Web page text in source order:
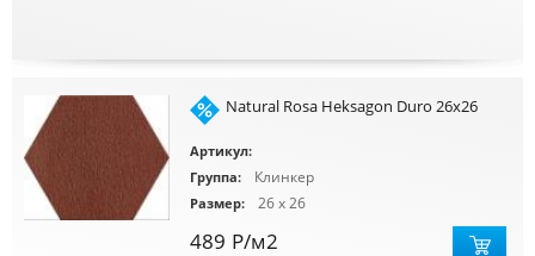
Natural Rosa Heksagon Duro 26x26
Артикул:
Группа:
Клинкер
Размер: 26 x 26
489 Р/м2